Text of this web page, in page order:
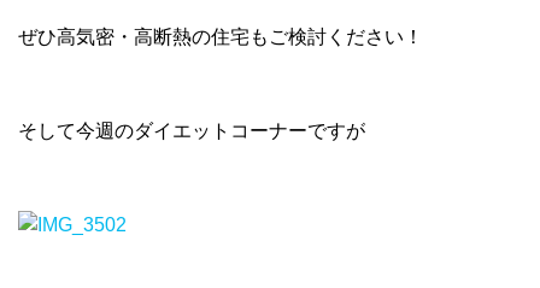
ぜひ高気密・高断熱の住宅もご検討ください！
そして今週のダイエットコーナーですが